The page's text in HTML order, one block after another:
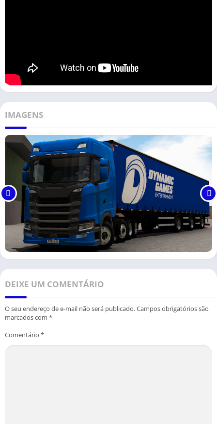
IMAGENS
DEIXE UM COMENTÁRIO
O seu endereço de e-mail não será publicado.Campos obrigatórios são
marcados com *
Comentário *